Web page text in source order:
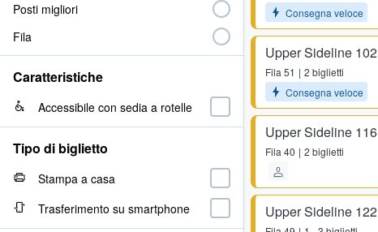
Consegna veloce
Upper Sideline 102
Fila 51
2 biglietti
Consegna veloce
Upper Sideline 116
Fila 40 2 biglietti
Upper Sideline 122
Posti migliori
Fila
Caratteristiche
Accessibile con sedia a rotelle
Tipo di biglietto
Stampa a casa
Trasferimento su smartphone